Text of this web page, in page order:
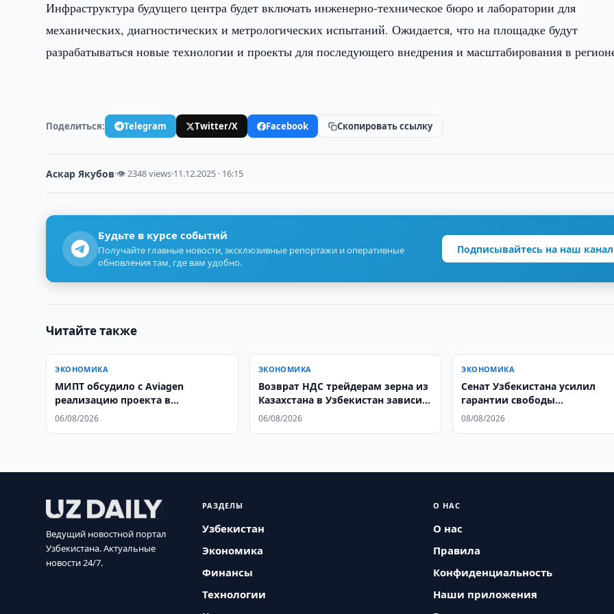
Инфраструктура будущего центра будет включать инженерно-техническое бюро и лаборатории для
механических, диагностических и метрологических испытаний. Ожидается, что на площадке будут
разрабатываться новые технологии и проекты для последующего внедрения и масштабирования в
Поделиться: Telegram Twitter/X Facebook Скопировать ссылку
Аскар Якубов·👁 2348 views·11.12.2025 · 16:15
Будьте в курсе событий
Получайте главные новости, эксклюзивные репортажи и оперативные
обновления там, где вам удобно.
Подписывайтесь на наш канал
Читайте также
ЭКОНОМИКА
МИПТ обсудило с Aviagen
реализацию проекта в
птицеводстве
06/08/2026
ЭКОНОМИКА
Возврат НДС трейдерам зерна из
Казахстана в Узбекистан зависит
от голосования нового
06/08/2026
ЭКОНОМИКА
Сенат Узбекистана усилил
гарантии свободы
предпринимательства
08/08/2026
Ведущий новостной портал
Узбекистана. Актуальные
новости 24/7.
РАЗДЕЛЫ
Узбекистан
Экономика
Финансы
Технологии
О НАС
О нас
Правила
Конфиденциальность
Наши приложения